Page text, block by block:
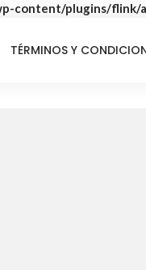
content/plugins/flink/
TÉRMINOS Y